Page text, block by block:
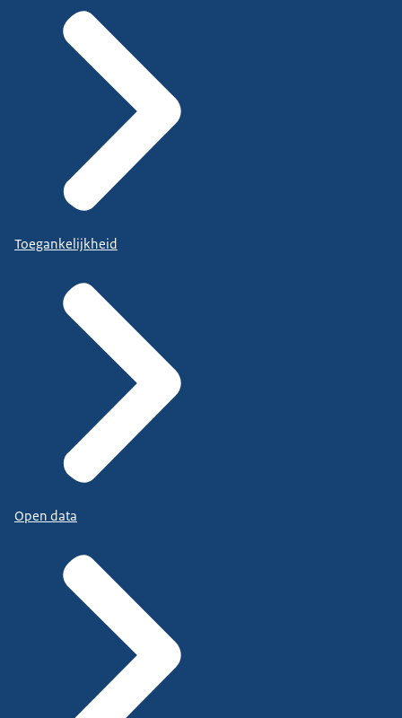
Toegankelijkheid
Open data